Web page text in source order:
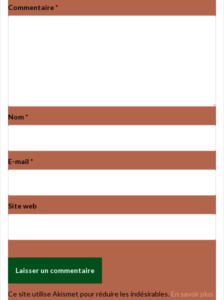
Commentaire*
Nom*
E-mail *
Site web
Ce site utilise Akismet pour réduire les indésirables. En savoir plus